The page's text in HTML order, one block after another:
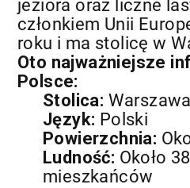
jeziora oraz liczne
członkiem Unii
roku i ma stolicę w
Oto najważniejsze
Polsce:
Stolica: Warszawa
Język: Polski
Powierzchnia:
Ludność: Około
mieszkańców